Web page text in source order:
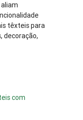
têxteis para
decoração,
com